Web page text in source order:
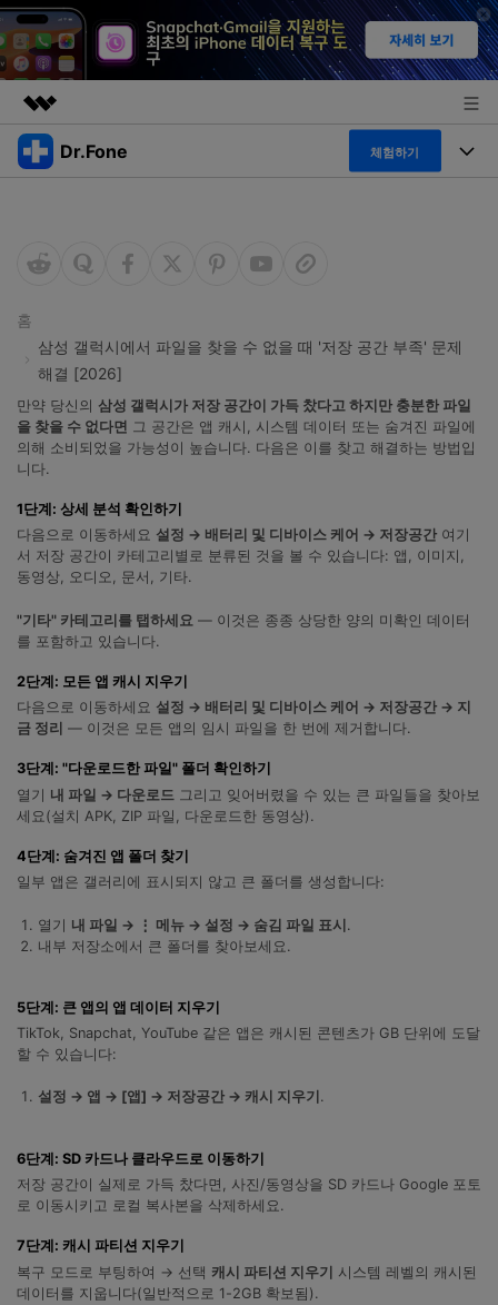
주요 제품
개요
회사 소개
뉴스룸
플랜 및 가격
도움말 센터
Dr.Fone 체험하기
특징
폴 툴킷 보기 >
프로그램
모바일
온라인
더 보기
탐색 및 발견
닥터폰 하이라이트 살펴보기
사용 방법은 무엇입니까?
고객 지원 센터
리소스
합니다.
리소스 허브
3,000개 이상의 사용 가이드, 전문가 팁 및 최
사용 가이드
고객 지원
🔓️온라인 잠금 해제
무료 다운로드 로그인
검색하기
홈
삼성 갤럭시에서 파일을 찾을 수 없을 때 '저장 공간 부족' 문제
해결 [2026]
만약 당신의 삼성 갤럭시가 저장 공간이 가득 찼다고 하지만 충분한 파일
을 찾을 수 없다면 그 공간은 앱 캐시, 시스템 데이터 또는 숨겨진 파일에
의해 소비되었을 가능성이 높습니다. 다음은 이를 찾고 해결하는 방법입
니다.
1단계: 상세 분석 확인하기
다음으로 이동하세요 설정 → 배터리 및 디바이스 케어 → 저장공간 여기
서 저장 공간이 카테고리별로 분류된 것을 볼 수 있습니다: 앱, 이미지,
동영상, 오디오, 문서, 기타.
"기타" 카테고리를 탭하세요 — 이것은 종종 상당한 양의 미확인 데이터
를 포함하고 있습니다.
2단계: 모든 앱 캐시 지우기
다음으로 이동하세요 설정 → 배터리 및 디바이스 케어 → 저장공간 → 지
금 정리 — 이것은 모든 앱의 임시 파일을 한 번에 제거합니다.
3단계: "다운로드한 파일" 폴더 확인하기
열기 내 파일 → 다운로드 그리고 잊어버렸을 수 있는 큰 파일들을 찾아보
세요(설치 APK, ZIP 파일, 다운로드한 동영상).
4단계: 숨겨진 앱 폴더 찾기
일부 앱은 갤러리에 표시되지 않고 큰 폴더를 생성합니다:
열기 내 파일 → ⋮ 메뉴 → 설정 → 숨김 파일 표시.
내부 저장소에서 큰 폴더를 찾아보세요.
5단계: 큰 앱의 앱 데이터 지우기
TikTok, Snapchat, YouTube 같은 앱은 캐시된 콘텐츠가 GB 단위에 도달
할 수 있습니다:
설정 → 앱 → [앱] → 저장공간 → 캐시 지우기 .
6단계: SD 카드나 클라우드로 이동하기
저장 공간이 실제로 가득 찼다면, 사진/동영상을 SD 카드나 Google 포토
로 이동시키고 로컬 복사본을 삭제하세요.
7단계: 캐시 파티션 지우기
복구 모드로 부팅하여 → 선택 캐시 파티션 지우기
시스템 레벨의 캐시된
데이터를 지웁니다(일반적으로 1-2GB 확보됨).